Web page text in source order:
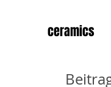
ceramics